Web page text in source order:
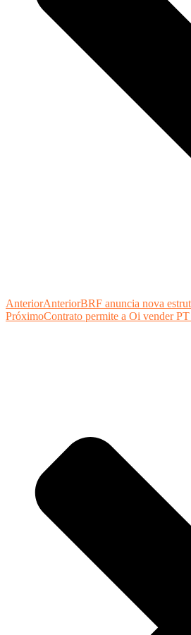
AnteriorAnteriorBRF anuncia nova
PróximoContrato permite a Oi vender